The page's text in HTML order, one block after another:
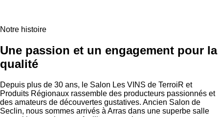
Notre histoire
Une passion et un engagement pour la
qualité
Depuis plus de 30 ans, le Salon Les VINS de TerroiR et
Produits Régionaux rassemble des producteurs passionnés et
des amateurs de découvertes gustatives. Ancien Salon de
Seclin, nous sommes arrivés à Arras dans une superbe salle